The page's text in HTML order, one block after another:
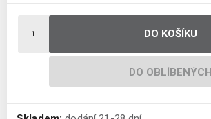
DO KOŠÍKU
DO OBLÍBENÝCH